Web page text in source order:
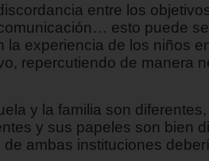
entre los
esto puede
la experiencia de los niños
repercutiendo de manera
y la familia son
y sus papeles son bien
ambas instituciones